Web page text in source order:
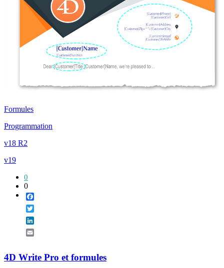
Formules
Programmation
v18 R2
v19
0
0
4D Write Pro et formules